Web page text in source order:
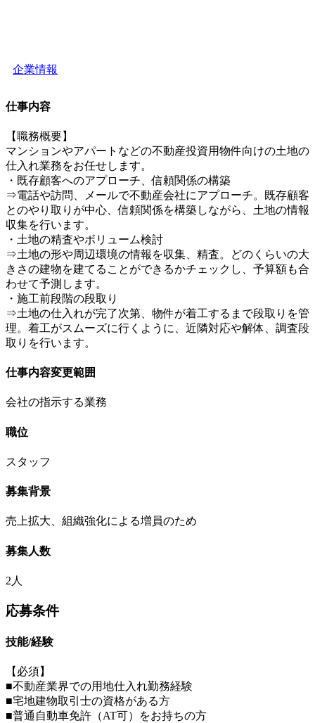
企業情報
仕事内容
【職務概要】
マンションやアパートなどの不動産投資用物件向けの土地の
仕入れ業務をお任せします。
・既存顧客へのアプローチ、信頼関係の構築
⇒電話や訪問、メールで不動産会社にアプローチ。既存顧客
とのやり取りが中心、信頼関係を構築しながら、土地の情報
収集を行います。
・土地の精査やボリューム検討
⇒土地の形や周辺環境の情報を収集、精査。どのくらいの大
きさの建物を建てることができるかチェックし、予算額も合
わせて予測します。
・施工前段階の段取り
⇒土地の仕入れが完了次第、物件が着工するまで段取りを管
理。着工がスムーズに行くように、近隣対応や解体、調査段
取りを行います。
仕事内容変更範囲
会社の指示する業務
職位
スタッフ
募集背景
売上拡大、組織強化による増員のため
募集人数
2人
応募条件
技能/経験
【必須】
■不動産業界での用地仕入れ勤務経験
■宅地建物取引士の資格がある方
■普通自動車免許（AT可）をお持ちの方